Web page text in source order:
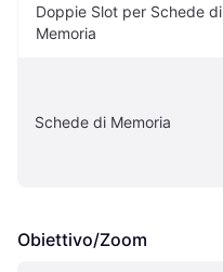
Doppie Slot per Schede di
Memoria
Schede di Memoria
Obiettivo/Zoom